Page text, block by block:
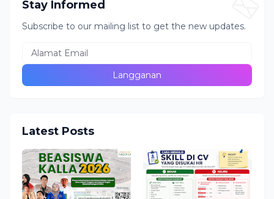
Stay Informed
Subscribe to our mailing list to get the new updates.
Latest Posts